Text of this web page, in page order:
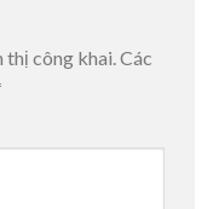
thị công khai.Các